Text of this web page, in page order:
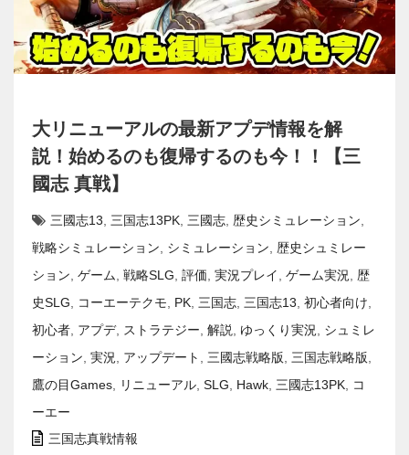
大リニューアルの最新アプデ情報を解
説！始めるのも復帰するのも今！！【三
國志 真戦】
三國志13 三国志13PK 三國志 歴史シミュレーション
戦略シミュレーション
シミュレーション
歴史シュミレー
ション ゲーム 戦略SLG 評価 実況プレイ ゲーム実況
歴
史SLG
コーエーテクモ PK 三国志 三国志13 初心者向け
初心者 アプデ, ストラテジー 解説 ゆっくり実況
シュミレ
ーション 実況 アップデート 三國志戦略版 三国志戦略版
鷹の目Games
リニューアル SLG Hawk 三國志13PK
コ
ーエー
三国志真戦情報